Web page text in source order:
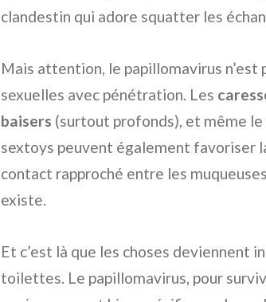
clandestin qui adore squatter les
Mais attention, le papillomavirus
sexuelles avec pénétration. Les
baisers (surtout profonds), et même le
sextoys peuvent également favoriser
contact rapproché entre les
existe.
Et c’est là que les choses deviennent
toilettes. Le papillomavirus, pour